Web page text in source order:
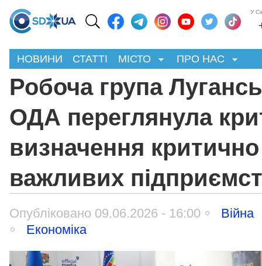
У
НОВИНИ СТАТТІ МІСТО ПРО НАС
Робоча група
ОДА переглянула
визначення критично
важливих
Опубліковано 09.06.2026 - 16:00
Війна
Економіка